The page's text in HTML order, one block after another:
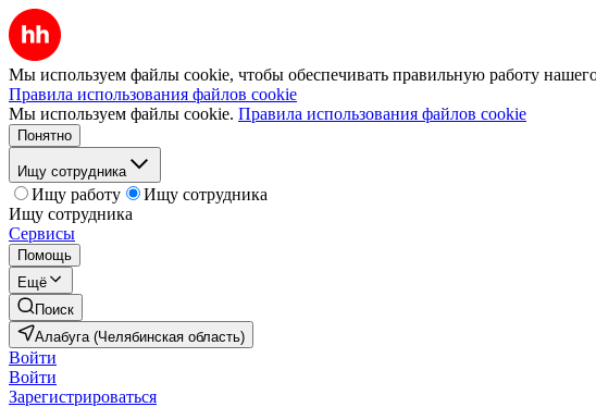
Мы используем файлы cookie, чтобы обеспечивать правильную работу нашего
Правила использования файлов cookie
Мы используем файлы cookie. Правила использования файлов cookie
Понятно
Ищу сотрудника
Ищу работу
Ищу сотрудника
Ищу сотрудника
Сервисы
Помощь
Ещё
Поиск
Алабуга (Челябинская область)
Войти
Войти
Зарегистрироваться